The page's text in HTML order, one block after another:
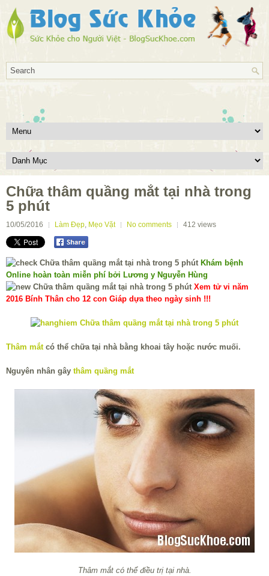
Chữa thâm quầng mắt tại nhà trong
5 phút
10/05/2016 Làm Đẹp, Mẹo Vặt No comments 412 views
Khám bệnh
Online hoàn toàn miễn phí bởi Lương y Nguyễn Hùng
Xem tử vi năm
2016 Bính Thân cho 12 con Giáp dựa theo ngày sinh !!!
Thâm mắtcó thể chữa tại nhà bằng khoai tây hoặc nước muối.
Nguyên nhân gây thâm quầng mắt
Thâm mắt có thể điều trị tại nhà.